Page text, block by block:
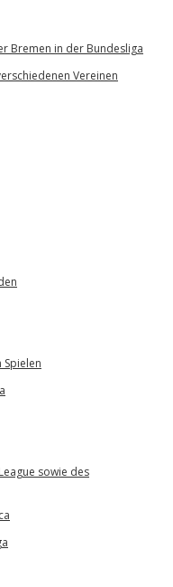
Bremen in der Bundesliga
Vereinen
sowie des